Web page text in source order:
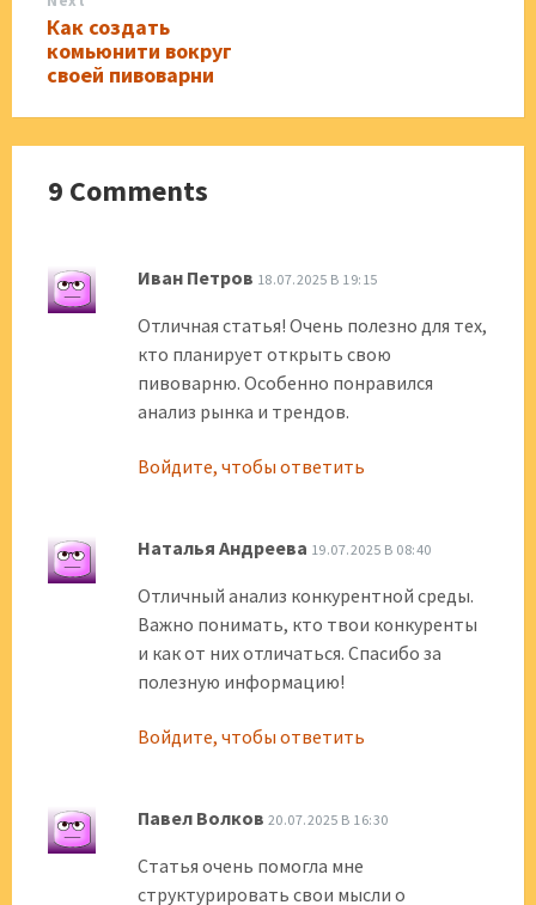
Как создать
комьюнити вокруг
своей пивоварни
9 Comments
Иван Петров 18.07.2025 В 19:15
Отличная статья! Очень полезно для тех,
кто планирует открыть свою
пивоварню. Особенно понравился
анализ рынка и трендов.
Войдите, чтобы ответить
Наталья Андреева 19.07.2025 В 08:40
Отличный анализ конкурентной среды.
Важно понимать, кто твои конкуренты
и как от них отличаться. Спасибо за
полезную информацию!
Войдите, чтобы ответить
Павел Волков 20.07.2025 В 16:30
Статья очень помогла мне
структурировать свои мысли о